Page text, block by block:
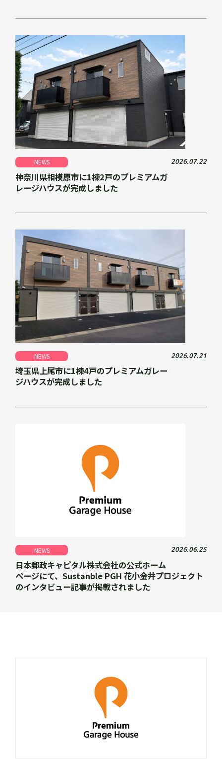
NEWS 2026.07.22
神奈川県相模原市に1棟2戸のプレミアムガ
レージハウスが完成しました
NEWS 2026.07.21
埼玉県上尾市に1棟4戸のプレミアムガレー
ジハウスが完成しました
NEWS 2026.06.25
日本郵政キャピタル株式会社の公式ホーム
ページにて、Sustanble PGH 花小金井プロジェクト
のインタビュー記事が掲載されました